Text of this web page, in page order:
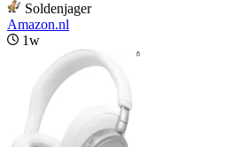
Soldenjager
Amazon.nl
1w